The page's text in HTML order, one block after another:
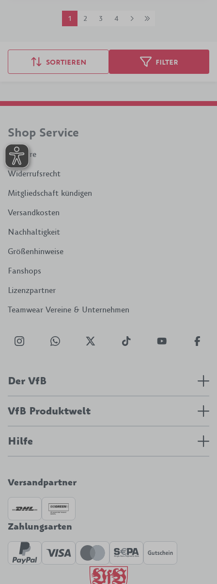
1 2 3 4
SORTIEREN FILTER
Shop Service
Retoure
Widerrufsrecht
Mitgliedschaft kündigen
Versandkosten
Nachhaltigkeit
Größenhinweise
Fanshops
Lizenzpartner
Teamwear Vereine & Unternehmen
Der VfB
VfB Produktwelt
Hilfe
Versandpartner
Zahlungsarten